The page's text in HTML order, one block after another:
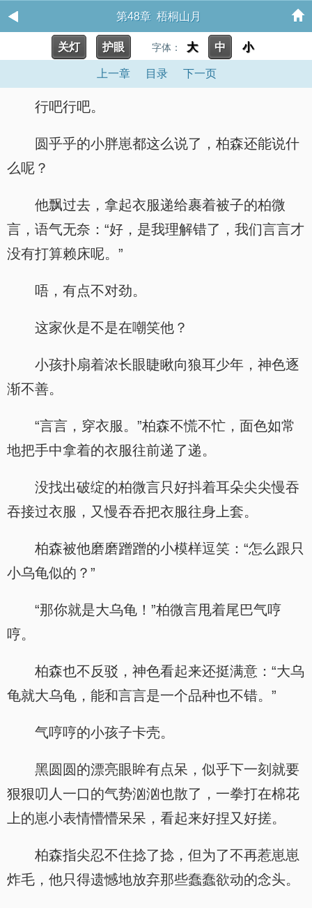
第48章 梧桐山月
关灯 护眼 字体： 大 中 小
上一章 目录 下一页
行吧行吧。
圆乎乎的小胖崽都这么说了，柏森还能说什
么呢？
他飘过去，拿起衣服递给裹着被子的柏微
言，语气无奈：“好，是我理解错了，我们言言才
没有打算赖床呢。”
唔，有点不对劲。
这家伙是不是在嘲笑他？
小孩扑扇着浓长眼睫瞅向狼耳少年，神色逐
渐不善。
“言言，穿衣服。”柏森不慌不忙，面色如常
地把手中拿着的衣服往前递了递。
没找出破绽的柏微言只好抖着耳朵尖尖慢吞
吞接过衣服，又慢吞吞把衣服往身上套。
柏森被他磨磨蹭蹭的小模样逗笑：“怎么跟只
小乌龟似的？”
“那你就是大乌龟！”柏微言甩着尾巴气哼
哼。
柏森也不反驳，神色看起来还挺满意：“大乌
龟就大乌龟，能和言言是一个品种也不错。”
气哼哼的小孩子卡壳。
黑圆圆的漂亮眼眸有点呆，似乎下一刻就要
狠狠叨人一口的气势汹汹也散了，一拳打在棉花
上的崽小表情懵懵呆呆，看起来好捏又好搓。
柏森指尖忍不住捻了捻，但为了不再惹崽崽
炸毛，他只得遗憾地放弃那些蠢蠢欲动的念头。